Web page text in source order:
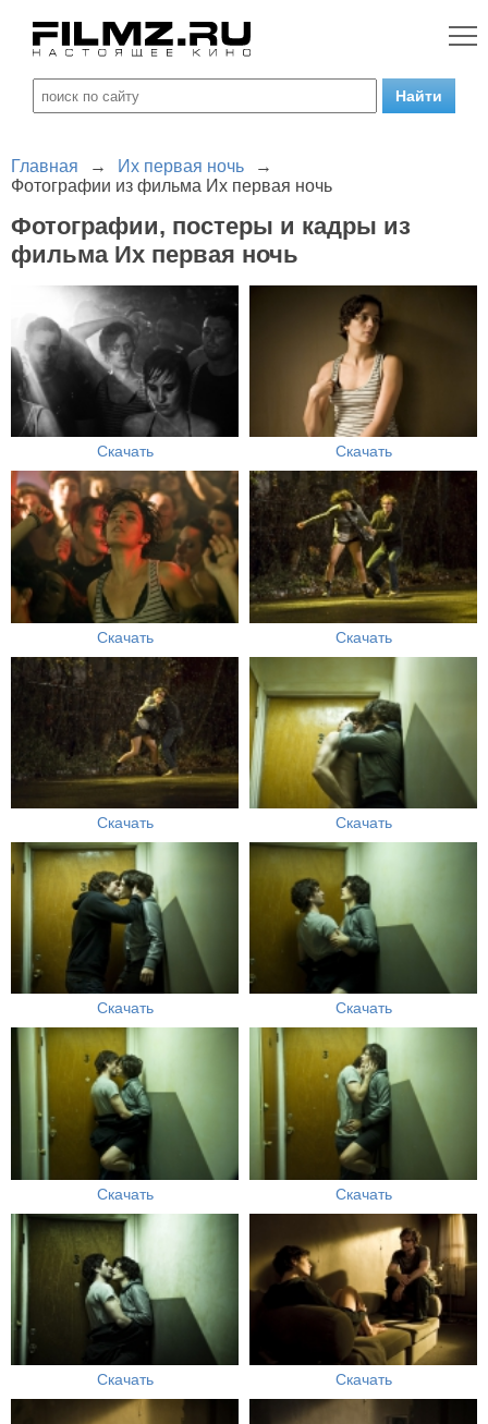
Главная → Их первая ночь
→
Фотографии из фильма Их первая ночь
Фотографии, постеры и кадры из
фильма Их первая ночь
Скачать Скачать
Скачать Скачать
Скачать Скачать
Скачать Скачать
Скачать Скачать
Скачать Скачать